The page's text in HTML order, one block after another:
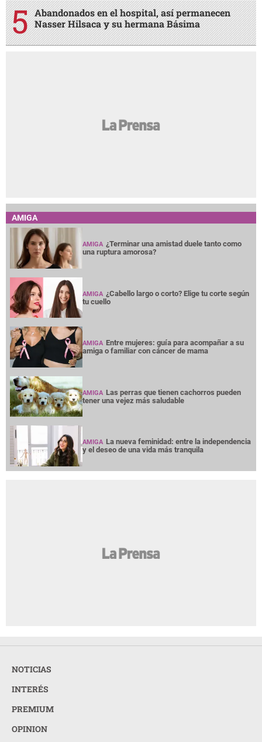
Abandonados en el hospital, así permanecen
Nasser Hilsaca y su hermana Básima
AMIGA
AMIGA ¿Terminar una amistad duele tanto como
una ruptura amorosa?
AMIGA ¿Cabello largo o corto? Elige tu corte según
tu cuello
AMIGA Entre mujeres: guía para acompañar a su
amiga o familiar con cáncer de mama
AMIGA Las perras que tienen cachorros pueden
tener una vejez más saludable
AMIGA La nueva feminidad: entre la independencia
y el deseo de una vida más tranquila
NOTICIAS
INTERÉS
PREMIUM
OPINION